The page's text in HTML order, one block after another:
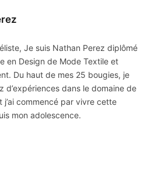
Je suis Nathan Perez diplômé
en Design de Mode Textile et
Du haut de mes 25 bougies, je
d’expériences dans le domaine de
j’ai commencé par vivre cette
mon adolescence.